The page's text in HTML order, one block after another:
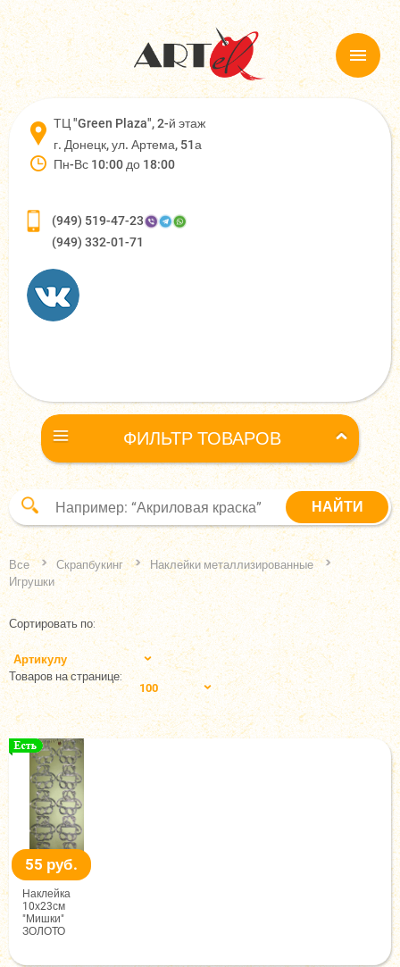
ТЦ "Green Plaza", 2-й этаж
г. Донецк, ул. Артема, 51а
Пн-Вс 10:00 до 18:00
(949) 519-47-23
(949) 332-01-71
ФИЛЬТР ТОВАРОВ
Все Скрапбукинг
Наклейки металлизированные
Игрушки
Сортировать по:
Артикулу
Товаров на странице:
100
55 руб.
Наклейка
10х23см
"Мишки"
ЗОЛОТО